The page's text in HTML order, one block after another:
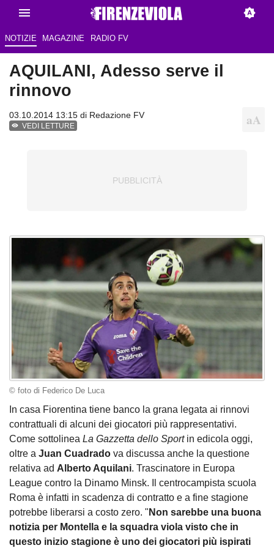
NOTIZIE MAGAZINE RADIO FV
AQUILANI, Adesso serve il
rinnovo
03.10.2014 13:15 di Redazione FV
VEDI LETTURE
© foto di Federico De Luca
In casa Fiorentina tiene banco la grana legata ai rinnovi
contrattuali di alcuni dei giocatori più rappresentativi.
Come sottolinea La Gazzetta dello Sportin edicola oggi,
oltre a Juan Cuadrado va discussa anche la questione
relativa ad Alberto Aquilani. Trascinatore in Europa
League contro la Dinamo Minsk. Il centrocampista scuola
Roma è infatti in scadenza di contratto e a fine stagione
potrebbe liberarsi a costo zero. " Non sarebbe una buona
notizia per Montella e la squadra viola visto che in
questo inizio stagione è uno dei giocatori più ispirati